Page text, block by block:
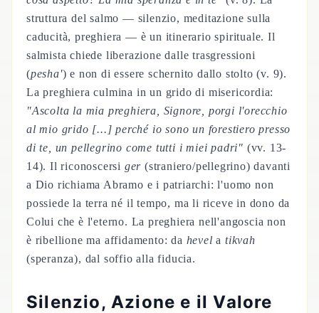
struttura del salmo — silenzio, meditazione sulla
caducità, preghiera — è un itinerario spirituale. Il
salmista chiede liberazione dalle trasgressioni
(pesha') e non di essere schernito dallo stolto (v. 9).
La preghiera culmina in un grido di misericordia:
"Ascolta la mia preghiera, Signore, porgi l'orecchio
al mio grido [...] perché io sono un forestiero presso
di te, un pellegrino come tutti i miei padri" (vv. 13-
14). Il riconoscersi ger (straniero/pellegrino) davanti
a Dio richiama Abramo e i patriarchi: l'uomo non
possiede la terra né il tempo, ma li riceve in dono da
Colui che è l'eterno. La preghiera nell'angoscia non
è ribellione ma affidamento: da hevel atikvah
(speranza), dal soffio alla fiducia.
Silenzio, Azione e il Valore